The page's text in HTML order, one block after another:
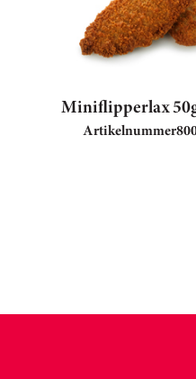
Miniflipperlax
Artikelnummer